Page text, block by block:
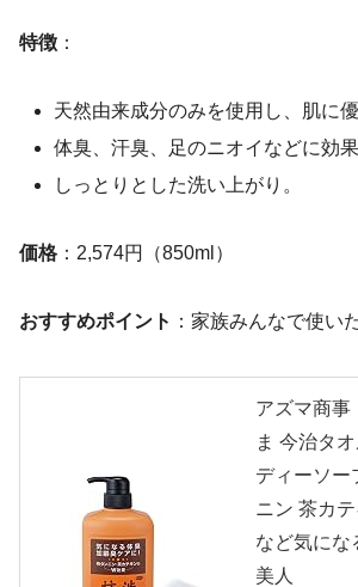
特徴 ：
天然由来成分のみを使用し、肌に優
体臭、汗臭、足のニオイなどに効果
しっとりとした洗い上がり。
価格 ：2,574円（850ml）
おすすめポイント ：家族みんなで使い
アズマ商事
ま 今治タ
ディーソー
ニン 茶カ
など気にな
美人